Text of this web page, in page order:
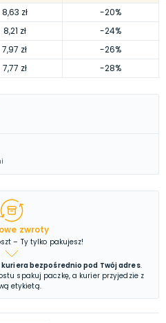
8,63 zł
-20%
8,21 zł
-24%
7,97 zł
-26%
7,77 zł -28%
zwroty
– Ty tylko pakujesz!
bezpośrednio pod Twój adres.
spakuj paczkę, a kurier przyjedzie z
etykietą.